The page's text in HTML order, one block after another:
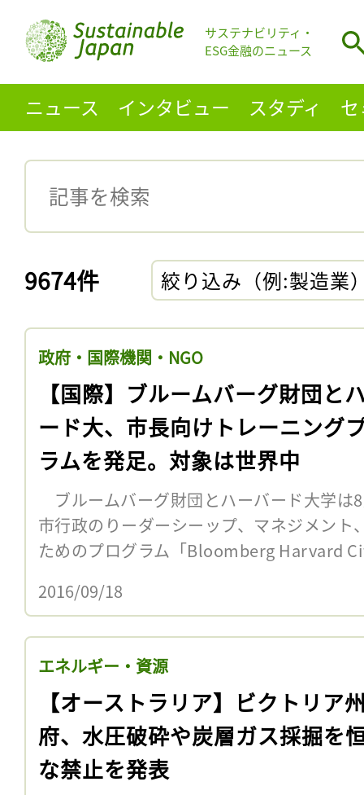
サステナビリティ・
ESG金融のニュース
ニュース インタビュー スタディ
9674件 絞り込み（例:製造業
政府・国際機関・NGO
【国際】ブルームバーグ財団と
ード大、市長向けトレーニング
ラムを発足。対象は世界中
ブルームバーグ財団とハーバード大学は
市行政のりーダーシーップ、マネジメント
ためのプログラム「Bloomberg Harvard
2016/09/18
エネルギー・資源
【オーストラリア】ビクトリア
府、水圧破砕や炭層ガス採掘を
な禁止を発表